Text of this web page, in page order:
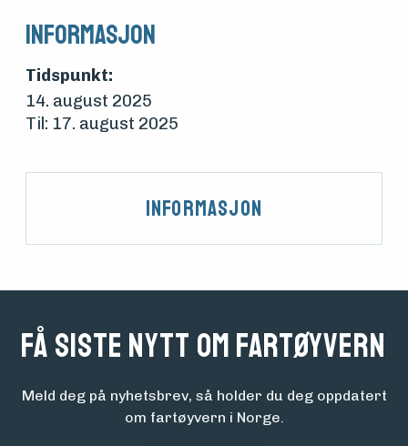
Aktuelt
Arrangementer
Informasjon
Tidspunkt:
14. august 2025
Til: 17. august 2025
Informasjon
Få siste nytt om fartøyvern
Meld deg på nyhetsbrev, så holder du deg oppdatert
om fartøyvern i Norge.